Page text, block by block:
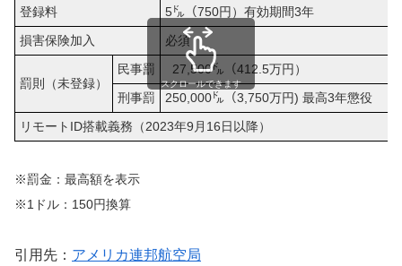
登録料
5㌦（750円）有効期間3年
損害保険加入
必須
罰則（未登録）
民事罰
27,500㌦（412.5万円）
刑事罰
250,000㌦（3,750万円) 最高3年懲役
リモートID搭載義務（2023年9月16日以降）
スクロールできます
※罰金：最高額を表示
※1ドル：150円換算
引用先： アメリカ連邦航空局